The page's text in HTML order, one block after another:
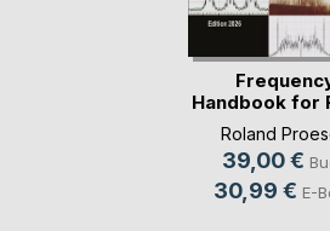
Handbook for
Monit(...)
Roland
39,00 €
30,99 € E-